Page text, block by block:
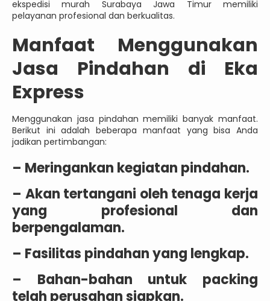
ekspedisi murah Surabaya Jawa Timur memiliki
pelayanan profesional dan berkualitas.
Manfaat Menggunakan
Jasa Pindahan di Eka
Express
Menggunakan jasa pindahan memiliki banyak manfaat.
Berikut ini adalah beberapa manfaat yang bisa Anda
jadikan pertimbangan:
– Meringankan kegiatan pindahan.
– Akan tertangani oleh tenaga kerja
yang profesional dan
berpengalaman.
– Fasilitas pindahan yang lengkap.
– Bahan-bahan untuk packing
telah perusahan siapkan.